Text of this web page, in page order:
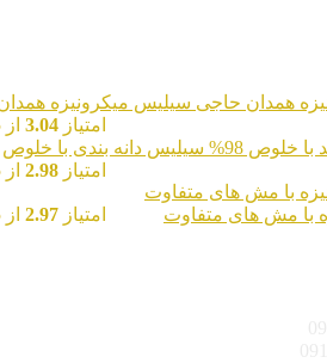
سیلیس میکرونیزه همدان
امتیاز3.04از 5
سیلیس دانه بندی با خلوص
امتیاز2.98از 5
مش های متفاوت امتیاز2.97از 5